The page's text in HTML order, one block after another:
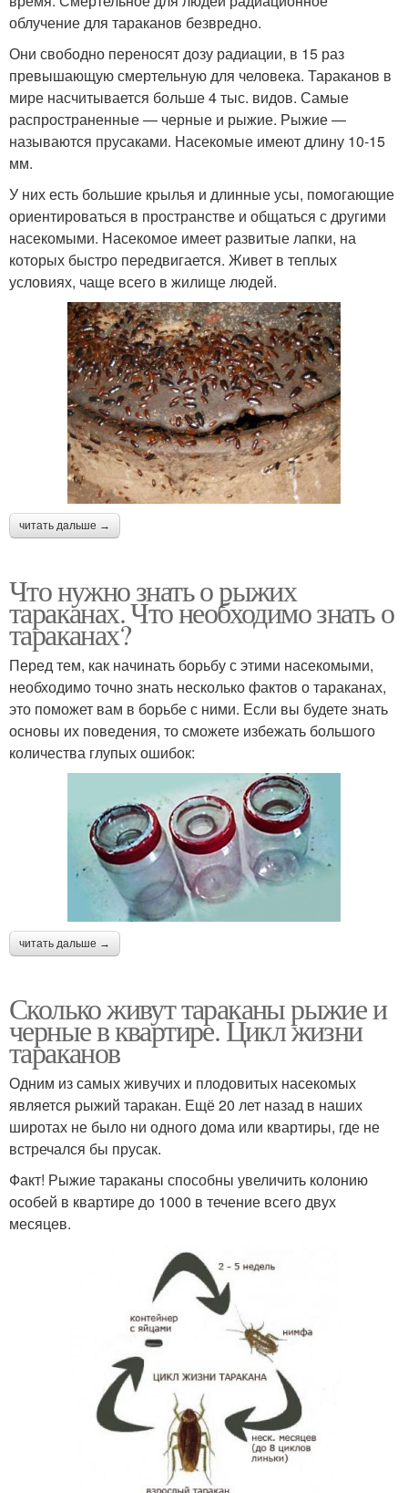
облучение для тараканов безвредно.
Они свободно переносят дозу радиации, в 15 раз
превышающую смертельную для человека. Тараканов в
мире насчитывается больше 4 тыс. видов. Самые
распространенные — черные и рыжие. Рыжие —
называются прусаками. Насекомые имеют длину 10-15
мм.
У них есть большие крылья и длинные усы, помогающие
ориентироваться в пространстве и общаться с другими
насекомыми. Насекомое имеет развитые лапки, на
которых быстро передвигается. Живет в теплых
условиях, чаще всего в жилище людей.
читать дальше →
Что нужно знать о рыжих
тараканах. Что необходимо знать о
тараканах?
Перед тем, как начинать борьбу с этими насекомыми,
необходимо точно знать несколько фактов о тараканах,
это поможет вам в борьбе с ними. Если вы будете знать
основы их поведения, то сможете избежать большого
количества глупых ошибок:
читать дальше →
Сколько живут тараканы рыжие и
черные в квартире. Цикл жизни
тараканов
Одним из самых живучих и плодовитых насекомых
является рыжий таракан. Ещё 20 лет назад в наших
широтах не было ни одного дома или квартиры, где не
встречался бы прусак.
Факт! Рыжие тараканы способны увеличить колонию
особей в квартире до 1000 в течение всего двух
месяцев.